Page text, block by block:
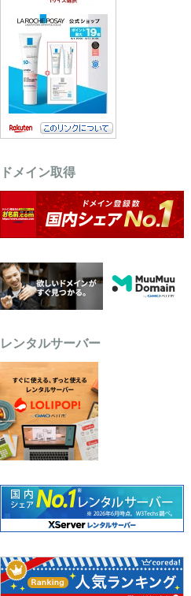
ドメイン取得
レンタルサーバー